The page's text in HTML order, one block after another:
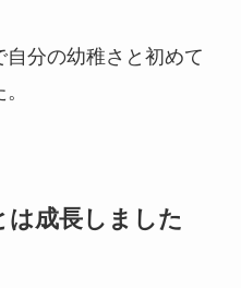
分の幼稚さと初めて
成長しました